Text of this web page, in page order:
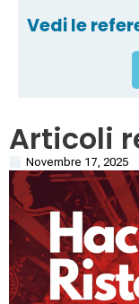
Vedi le
Articoli
Novembre 17, 2025